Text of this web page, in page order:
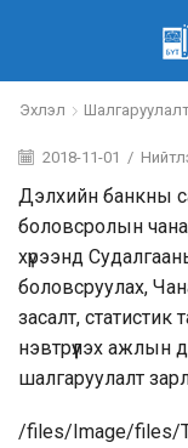
Эхлэл
2018-11-01 /
Дэлхийн банкны
боловсролын
хүрээнд
боловсруулах,
засалт, статистик
нэвтрүүлэх ажлын
шалгаруулалт
/files/Image/files/